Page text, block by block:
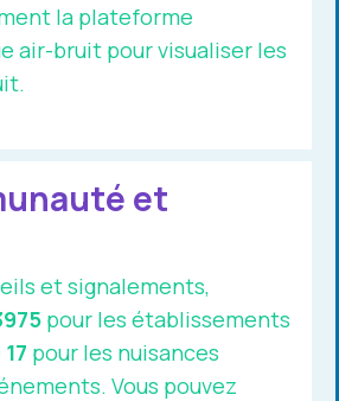
la plateforme
air-bruit pour visualiser les
et
et signalements,
pour les établissements
17 pour les nuisances
Vous pouvez